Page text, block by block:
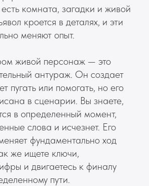
комната, загадки и живой
кроется в деталях, и эти
меняют опыт.
живой персонаж — это
антураж. Он создает
пугать или помогать, но его
в сценарии. Вы знаете,
в определенный момент,
слова и исчезнет. Его
фундаментально ход
же ищете ключи,
и двигаетесь к финалу
пути.